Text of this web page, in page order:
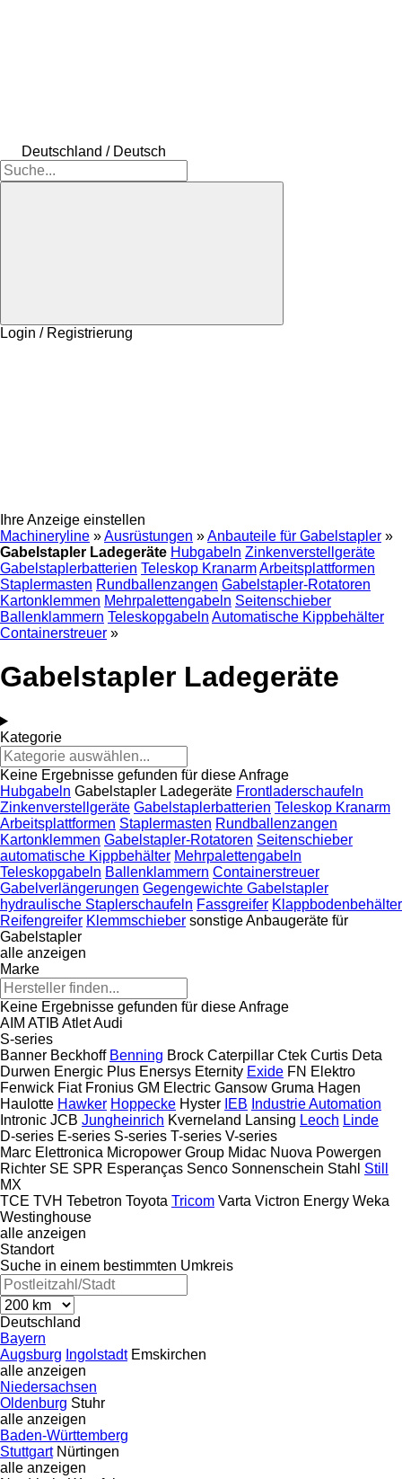
Deutschland / Deutsch
Login / Registrierung
Ihre Anzeige einstellen
Machineryline »Ausrüstungen »Anbauteile für Gabelstapler »
Gabelstapler Ladegeräte Hubgabeln Zinkenverstellgeräte
Gabelstaplerbatterien Teleskop KranarmArbeitsplattformen
Staplermasten Rundballenzangen Gabelstapler-Rotatoren
Kartonklemmen Mehrpalettengabeln Seitenschieber
Ballenklammern Teleskopgabeln Automatische Kippbehälter
Containerstreuer »
Gabelstapler Ladegeräte
Kategorie
Keine Ergebnisse gefunden für diese Anfrage
Hubgabeln Gabelstapler Ladegeräte Frontladerschaufeln
Zinkenverstellgeräte Gabelstaplerbatterien Teleskop Kranarm
Arbeitsplattformen Staplermasten Rundballenzangen
Kartonklemmen Gabelstapler-Rotatoren Seitenschieber
automatische Kippbehälter Mehrpalettengabeln
Teleskopgabeln Ballenklammern Containerstreuer
Gabelverlängerungen Gegengewichte Gabelstapler
hydraulische Staplerschaufeln Fassgreifer Klappbodenbehälter
Reifengreifer Klemmschieber sonstige Anbaugeräte für
Gabelstapler
alle anzeigen
Marke
Keine Ergebnisse gefunden für diese Anfrage
AIM ATIB AtletAudi
S-series
Banner Beckhoff Benning Brock Caterpillar Ctek Curtis Deta
Durwen Energic Plus Enersys Eternity Exide FN Elektro
Fenwick Fiat Fronius GM Electric Gansow Gruma Hagen
Haulotte Hawker Hoppecke Hyster IEB Industrie Automation
Intronic JCB Jungheinrich Kverneland Lansing Leoch Linde
D-series E-series S-series T-series V-series
Marc Elettronica Micropower Group Midac Nuova Powergen
Richter SE SPR Esperanças Senco Sonnenschein Stahl Still
MX
TCE TVH Tebetron Toyota Tricom Varta Victron Energy Weka
Westinghouse
alle anzeigen
Standort
Suche in einem bestimmten Umkreis
Deutschland
Bayern
Augsburg Ingolstadt Emskirchen
alle anzeigen
Niedersachsen
Oldenburg Stuhr
alle anzeigen
Baden-Württemberg
Stuttgart Nürtingen
alle anzeigen